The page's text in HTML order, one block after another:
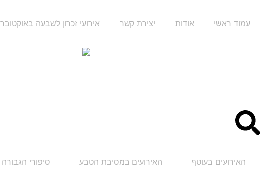
עמוד ראשי אודות יצירת קשר אירועי זכרון לשבעה באוקטובר
האירועים בעוטף האירועים במסיבת הטבע סיפורי הגבורה